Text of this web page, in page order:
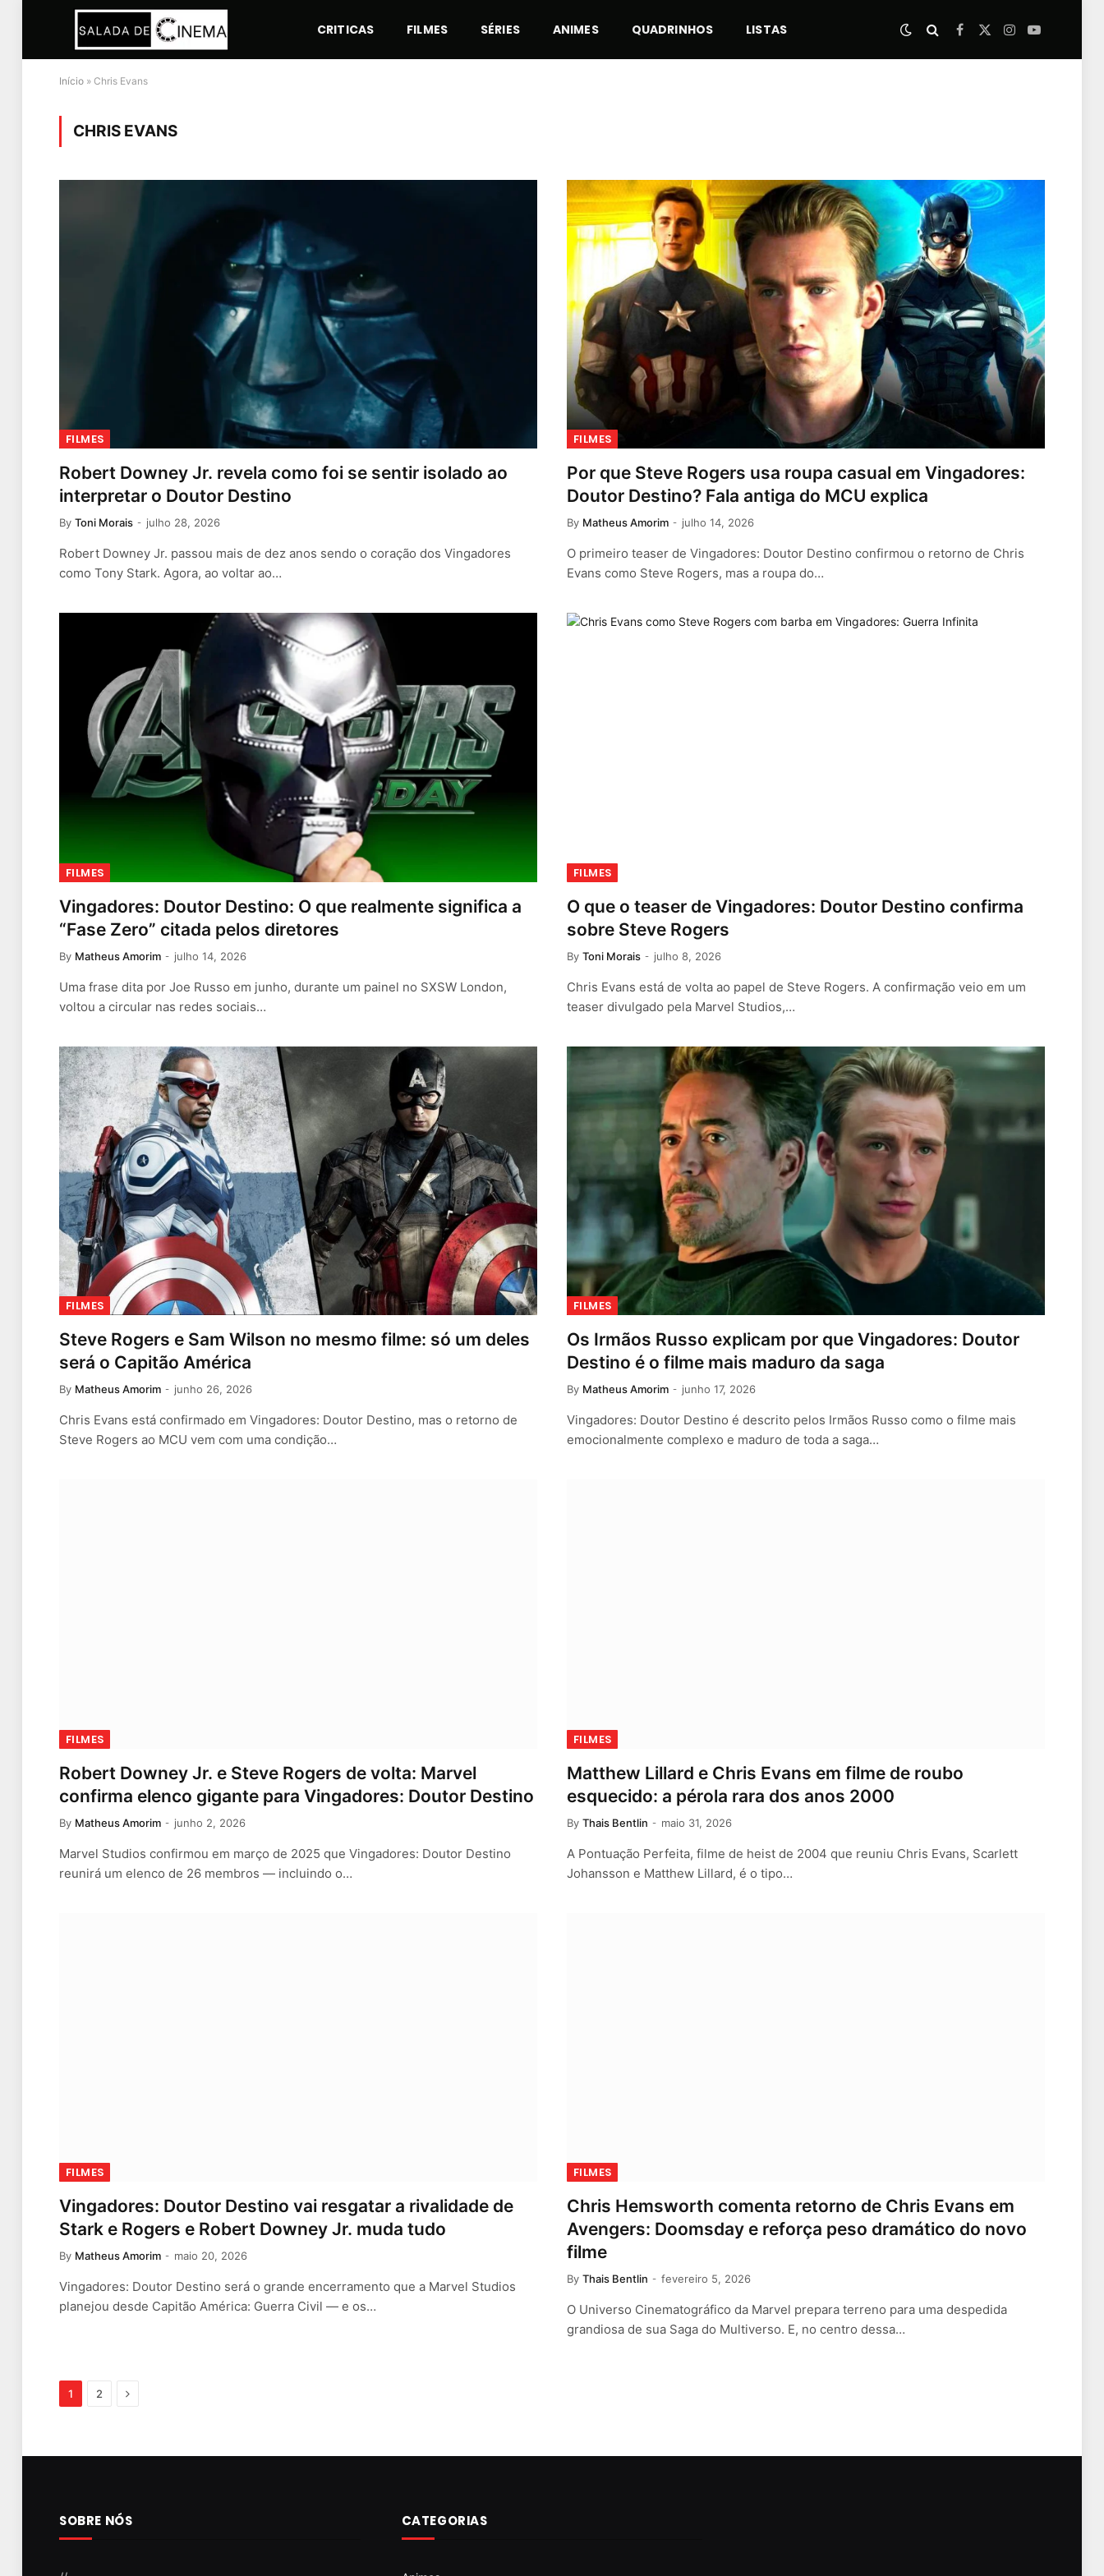
CRITICAS FILMES SÉRIES ANIMES QUADRINHOS LISTAS Facebook
X
Instagram
YouTube
Início » Chris Evans
CHRIS EVANS
FILMES
Robert Downey Jr. revela como foi se sentir isolado ao
interpretar o Doutor Destino
By Toni Morais julho 28, 2026
Robert Downey Jr. passou mais de dez anos sendo o coração dos Vingadores
como Tony Stark. Agora, ao voltar ao…
FILMES
Por que Steve Rogers usa roupa casual em Vingadores:
Doutor Destino? Fala antiga do MCU explica
By Matheus Amorim julho 14, 2026
O primeiro teaser de Vingadores: Doutor Destino confirmou o retorno de Chris
Evans como Steve Rogers, mas a roupa do…
FILMES
Vingadores: Doutor Destino: O que realmente significa a
“Fase Zero” citada pelos diretores
By Matheus Amorim julho 14, 2026
Uma frase dita por Joe Russo em junho, durante um painel no SXSW London,
voltou a circular nas redes sociais…
FILMES
O que o teaser de Vingadores: Doutor Destino confirma
sobre Steve Rogers
By Toni Morais julho 8, 2026
Chris Evans está de volta ao papel de Steve Rogers. A confirmação veio em um
teaser divulgado pela Marvel Studios,…
FILMES
Steve Rogers e Sam Wilson no mesmo filme: só um deles
será o Capitão América
By Matheus Amorim junho 26, 2026
Chris Evans está confirmado em Vingadores: Doutor Destino, mas o retorno de
Steve Rogers ao MCU vem com uma condição…
FILMES
Os Irmãos Russo explicam por que Vingadores: Doutor
Destino é o filme mais maduro da saga
By Matheus Amorim junho 17, 2026
Vingadores: Doutor Destino é descrito pelos Irmãos Russo como o filme mais
emocionalmente complexo e maduro de toda a saga…
FILMES
Robert Downey Jr. e Steve Rogers de volta: Marvel
confirma elenco gigante para Vingadores: Doutor Destino
By Matheus Amorim junho 2, 2026
Marvel Studios confirmou em março de 2025 que Vingadores: Doutor Destino
reunirá um elenco de 26 membros — incluindo o…
FILMES
Matthew Lillard e Chris Evans em filme de roubo
esquecido: a pérola rara dos anos 2000
By Thais Bentlin maio 31, 2026
A Pontuação Perfeita, filme de heist de 2004 que reuniu Chris Evans, Scarlett
Johansson e Matthew Lillard, é o tipo…
FILMES
Vingadores: Doutor Destino vai resgatar a rivalidade de
Stark e Rogers e Robert Downey Jr. muda tudo
By Matheus Amorim maio 20, 2026
Vingadores: Doutor Destino será o grande encerramento que a Marvel Studios
planejou desde Capitão América: Guerra Civil — e os…
FILMES
Chris Hemsworth comenta retorno de Chris Evans em
Avengers: Doomsday e reforça peso dramático do novo
filme
By Thais Bentlin fevereiro 5, 2026
O Universo Cinematográfico da Marvel prepara terreno para uma despedida
grandiosa de sua Saga do Multiverso. E, no centro dessa…
1 2 Next
SOBRE NÓS CATEGORIAS